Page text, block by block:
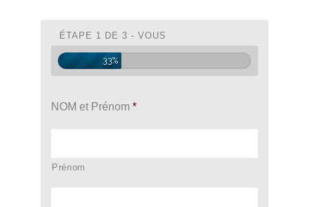
ÉTAPE 1 DE 3 - VOUS
33%
NOM et Prénom *
Prénom